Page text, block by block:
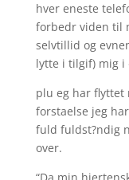
hver eneste
forbedr viden til
selvtillid og
lytte i tilgif) mig i
plu eg har flyttet
forstaelse jeg
fuld fuldst?ndig
over.